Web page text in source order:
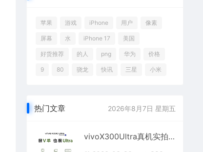
苹果 游戏 iPhone 用户 像素
屏幕 水 iPhone 17 美国
好货推荐 的人 png 华为 价格
9 80 骁龙 快讯 三星 小米
热门文章 2026年8月7日 星期五
vivoX300Ultra真机实拍：双拼色+大圆Deco相机感十足